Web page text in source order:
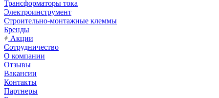
Трансформаторы тока
Электроинструмент
Строительно-монтажные клеммы
Бренды
Акции
Сотрудничество
О компании
Отзывы
Вакансии
Контакты
Партнеры